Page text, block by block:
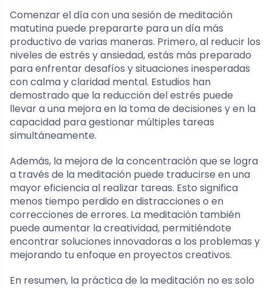
Comenzar el día con una sesión de meditación
matutina puede prepararte para un día más
productivo de varias maneras. Primero, al reducir los
niveles de estrés y ansiedad, estás más preparado
para enfrentar desafíos y situaciones inesperadas
con calma y claridad mental. Estudios han
demostrado que la reducción del estrés puede
llevar a una mejora en la toma de decisiones y en la
capacidad para gestionar múltiples tareas
simultáneamente.
Además, la mejora de la concentración que se logra
a través de la meditación puede traducirse en una
mayor eficiencia al realizar tareas. Esto significa
menos tiempo perdido en distracciones o en
correcciones de errores. La meditación también
puede aumentar la creatividad, permitiéndote
encontrar soluciones innovadoras a los problemas y
mejorando tu enfoque en proyectos creativos.
En resumen, la práctica de la meditación no es solo